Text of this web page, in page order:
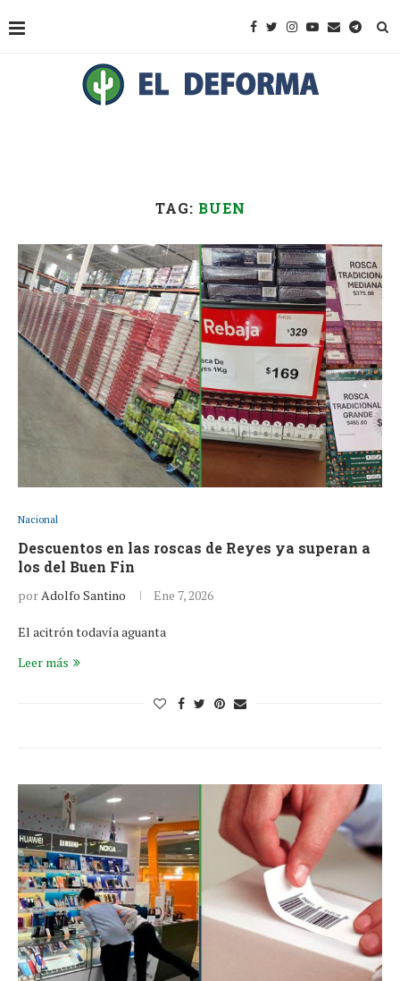
TAG: BUEN
Nacional
Descuentos en las roscas de Reyes ya superan a
los del Buen Fin
porAdolfo Santino Ene 7, 2026
El acitrón todavía aguanta
Leer más